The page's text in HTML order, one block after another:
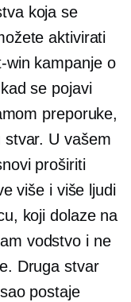
koja se
aktivirati
win kampanje o
se pojavi
preporuke,
stvar. U vašem
proširiti
više i više ljudi
koji dolaze na
vodstvo i ne
Druga stvar
postaje